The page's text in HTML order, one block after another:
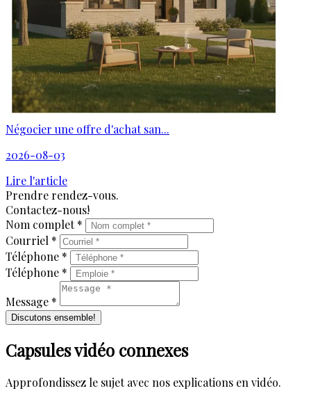
Négocier une offre d'achat san...
2026-08-03
Lire l'article
Prendre rendez-vous.
Contactez-nous!
Nom complet *
Courriel *
Téléphone *
Téléphone *
Message *
Discutons ensemble!
Capsules vidéo connexes
Approfondissez le sujet avec nos explications en vidéo.